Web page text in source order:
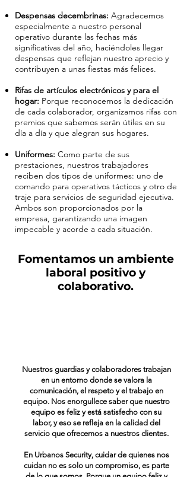
Despensas decembrinas: Agradecemos
especialmente a nuestro personal
operativo durante las fechas más
significativas del año, haciéndoles llegar
despensas que reflejan nuestro aprecio y
contribuyen a unas fiestas más felices.
Rifas de artículos electrónicos y para el
hogar: Porque reconocemos la dedicación
de cada colaborador, organizamos rifas con
premios que sabemos serán útiles en su
día a día y que alegran sus hogares.
Uniformes: Como parte de sus
prestaciones, nuestros trabajadores
reciben dos tipos de uniformes: uno de
comando para operativos tácticos y otro de
traje para servicios de seguridad ejecutiva.
Ambos son proporcionados por la
empresa, garantizando una imagen
impecable y acorde a cada situación.
Fomentamos un ambiente
laboral positivo y
colaborativo.
Nuestros guardias y colaboradores trabajan
en un entorno donde se valora la
comunicación, el respeto y el trabajo en
equipo. Nos enorgullece saber que nuestro
equipo es feliz y está satisfecho con su
labor, y eso se refleja en la calidad del
servicio que ofrecemos a nuestros clientes.
En Urbanos Security, cuidar de quienes nos
cuidan no es solo un compromiso, es parte